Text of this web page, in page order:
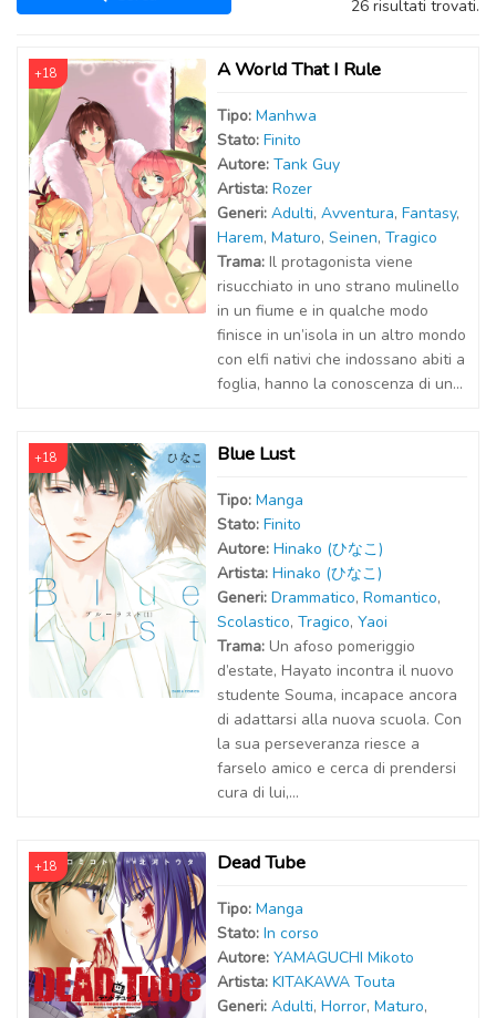
26 risultati trovati.
+18 A World That I Rule
Tipo: Manhwa
Stato: Finito
Autore: Tank Guy
Artista: Rozer
Generi: Adulti, Avventura, Fantasy,
Harem, Maturo, Seinen, Tragico
Trama: Il protagonista viene
risucchiato in uno strano mulinello
in un fiume e in qualche modo
finisce in un’isola in un altro mondo
con elfi nativi che indossano abiti a
foglia, hanno la conoscenza di un...
+18 Blue Lust
Tipo: Manga
Stato: Finito
Autore: Hinako (ひなこ)
Artista: Hinako (ひなこ)
Generi: Drammatico, Romantico,
Scolastico, Tragico, Yaoi
Trama: Un afoso pomeriggio
d’estate, Hayato incontra il nuovo
studente Souma, incapace ancora
di adattarsi alla nuova scuola. Con
la sua perseveranza riesce a
farselo amico e cerca di prendersi
cura di lui,...
+18 Dead Tube
Tipo: Manga
Stato: In corso
Autore: YAMAGUCHI Mikoto
Artista: KITAKAWA Touta
Generi: Adulti, Horror, Maturo,